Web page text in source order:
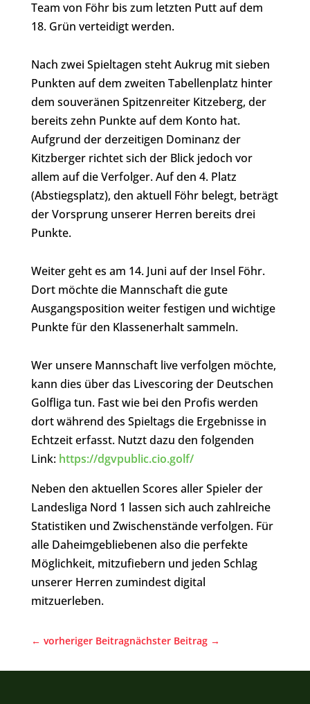
Team von Föhr bis zum letzten Putt auf dem
18. Grün verteidigt werden.
Nach zwei Spieltagen steht Aukrug mit sieben
Punkten auf dem zweiten Tabellenplatz hinter
dem souveränen Spitzenreiter Kitzeberg, der
bereits zehn Punkte auf dem Konto hat.
Aufgrund der derzeitigen Dominanz der
Kitzberger richtet sich der Blick jedoch vor
allem auf die Verfolger. Auf den 4. Platz
(Abstiegsplatz), den aktuell Föhr belegt, beträgt
der Vorsprung unserer Herren bereits drei
Punkte.
Weiter geht es am 14. Juni auf der Insel Föhr.
Dort möchte die Mannschaft die gute
Ausgangsposition weiter festigen und wichtige
Punkte für den Klassenerhalt sammeln.
Wer unsere Mannschaft live verfolgen möchte,
kann dies über das Livescoring der Deutschen
Golfliga tun. Fast wie bei den Profis werden
dort während des Spieltags die Ergebnisse in
Echtzeit erfasst. Nutzt dazu den folgenden
Link: https://dgvpublic.cio.golf/
Neben den aktuellen Scores aller Spieler der
Landesliga Nord 1 lassen sich auch zahlreiche
Statistiken und Zwischenstände verfolgen. Für
alle Daheimgebliebenen also die perfekte
Möglichkeit, mitzufiebern und jeden Schlag
unserer Herren zumindest digital
mitzuerleben.
← vorheriger Beitragnächster Beitrag→